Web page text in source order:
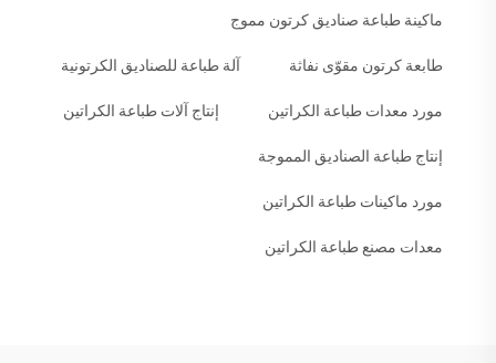
ماكينة طباعة صناديق كرتون مموج
طابعة كرتون مقوّى نفاثة آلة طباعة للصناديق الكرتونية
مورد معدات طباعة الكراتين إنتاج آلات طباعة الكراتين
إنتاج طباعة الصناديق المموجة
مورد ماكينات طباعة الكراتين
معدات مصنع طباعة الكراتين